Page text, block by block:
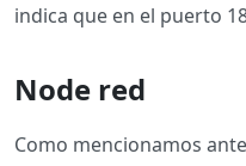
indica que en el puerto
Node red
Como mencionamos